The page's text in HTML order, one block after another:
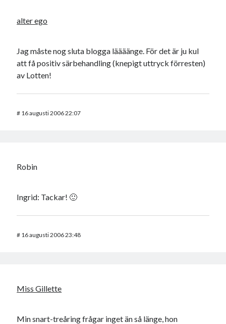
alter ego
Jag måste nog sluta blogga läääänge. För det är ju kul
att få positiv särbehandling (knepigt uttryck förresten)
av Lotten!
# 16 augusti 2006 22:07
Robin
Ingrid: Tackar! 🙂
# 16 augusti 2006 23:48
Miss Gillette
Min snart-treåring frågar inget än så länge, hon